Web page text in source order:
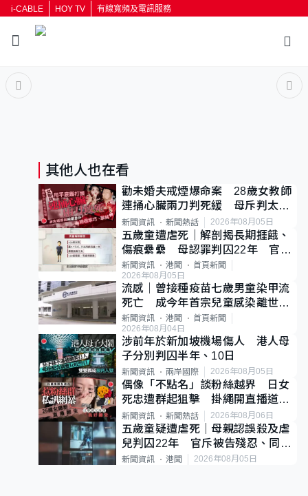
i-CABLE HOY TV 有線寬頻及電訊服務
其他人也在看
勸未婚夫戒煙爆命案 28歲女教師
連捅心臟兩刀判死緩 母斥判太重
已上訴
新聞資訊 新聞熱話 2026年08月05日
五歲童遭虐死｜解剖揭長期捱餓、
傷痕纍纍 母認罪判囚22年 官斥
冷血：同類案最惡劣
新聞資訊 港聞
首頁新聞
2026年08月05日
流感｜曾接種疫苗七歲男童染甲流
死亡 成今年首宗兒童感染離世個
案
新聞資訊 港聞
首頁新聞
2026年08月04日
涉前年於新加坡機場傷人 港人母
子分別判囚半年、10日
新聞資訊 兩岸國際 2026年08月05日
偶像「不點名」談粉絲越界 日女
死忠遭群起狙擊 掛繩開直播道歉
後輕生
新聞資訊 新聞熱話 2026年08月06日
五歲童疑遭虐死｜母親認誤殺及虐
兒判囚22年 官斥被告殘忍、同類
案最惡劣
新聞資訊 港聞 2026年08月05日